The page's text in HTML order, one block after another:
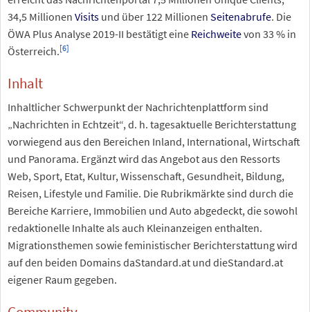
34,5 Millionen Visits und über 122 Millionen Seitenabrufe. Die
ÖWA Plus Analyse 2019-II bestätigt eine Reichweitevon 33 % in
Österreich.[6]
Inhalt
Inhaltlicher Schwerpunkt der Nachrichtenplattform sind
„Nachrichten in Echtzeit“, d. h. tagesaktuelle Berichterstattung
vorwiegend aus den Bereichen Inland, International, Wirtschaft
und Panorama. Ergänzt wird das Angebot aus den Ressorts
Web, Sport, Etat, Kultur, Wissenschaft, Gesundheit, Bildung,
Reisen, Lifestyle und Familie. Die Rubrikmärkte sind durch die
Bereiche Karriere, Immobilien und Auto abgedeckt, die sowohl
redaktionelle Inhalte als auch Kleinanzeigen enthalten.
Migrationsthemen sowie feministischer Berichterstattung wird
auf den beiden Domains daStandard.at und dieStandard.at
eigener Raum gegeben.